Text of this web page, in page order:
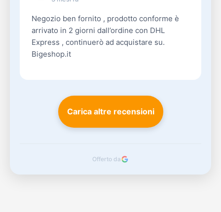
Negozio ben fornito , prodotto conforme è
arrivato in 2 giorni dall’ordine con DHL
Express , continuerò ad acquistare su.
Bigeshop.it
Carica altre recensioni
Offerto da